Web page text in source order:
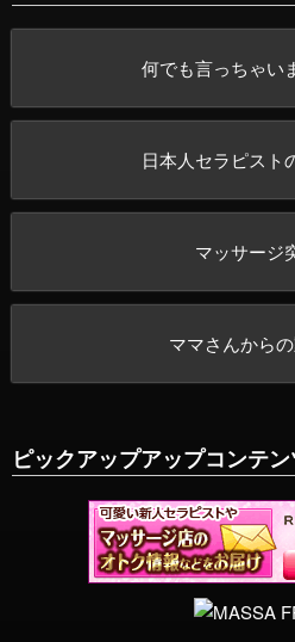
何でも言っちゃい
日本人セラピスト
マッサージ
ママさんから
ピックアップアップコンテン